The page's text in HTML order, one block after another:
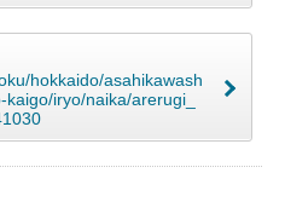
hokkaido/asahikawash
iryo/naika/arerugi_